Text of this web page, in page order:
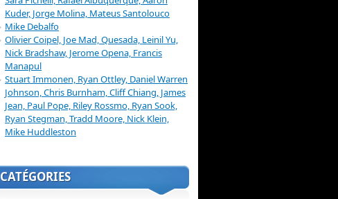
Kuder, Jorge Molina, Mateus Santolouco
Mike Debalfo
Olivier Coipel, Joe Mad, Quesada, Leinil Yu,
Nick Bradshaw, Jerome Opena, Francis
Manapul
Stuart Immonen, Ryan Ottley, Daniel Warren
Johnson, Chris Burnham, Cliff Chiang, James
Jean, Paul Pope, Riley Rossmo, Ryan Sook,
Ryan Stegman, Tradd Moore, Nick Klein,
Mike Huddleston
CATÉGORIES